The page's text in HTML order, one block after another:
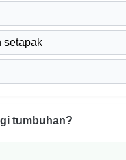
setapak
tumbuhan?